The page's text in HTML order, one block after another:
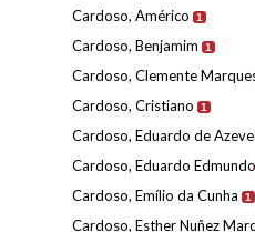
Cardoso, Américo 1
Cardoso, Benjamim 1
Cardoso, Clemente
Cardoso, Cristiano 1
Cardoso, Eduardo de
Cardoso, Eduardo Edmundo
Cardoso, Emílio da Cunha 1
Cardoso, Esther Nuñez